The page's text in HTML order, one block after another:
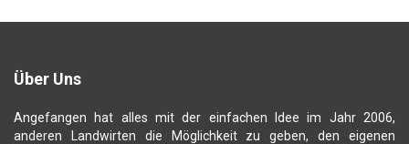
Über Uns
Angefangen hat alles mit der einfachen Idee im Jahr 2006,
anderen Landwirten die Möglichkeit zu geben, den eigenen